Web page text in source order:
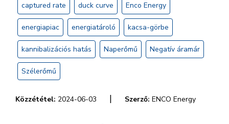
captured rate duck curve Enco Energy
energiapiac energiatároló kacsa-görbe
kannibalizációs hatás Naperőmű Negatív áramár
Szélerőmű
Közzététel: 2024-06-03 | Szerző: ENCO Energy